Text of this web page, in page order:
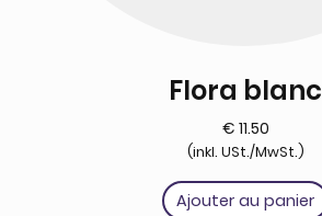
Flora blanc
€ 11.50
(inkl. USt./MwSt.)
Ajouter au panier